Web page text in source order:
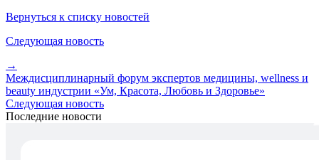
Вернуться к списку новостей
Следующая новость
→
Междисциплинарный форум экспертов медицины, wellness и
beauty индустрии «Ум, Красота, Любовь и Здоровье»
Следующая новость
Последние новости